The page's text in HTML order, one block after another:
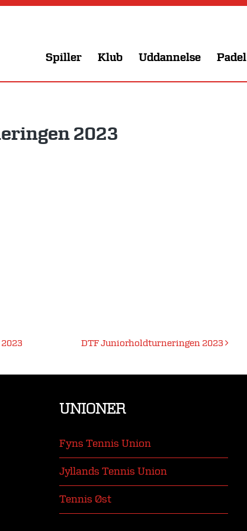
Spiller Klub Uddannelse Padel
2023
DTF Juniorholdturneringen 2023
UNIONER
Fyns Tennis Union
Jyllands Tennis Union
Tennis Øst